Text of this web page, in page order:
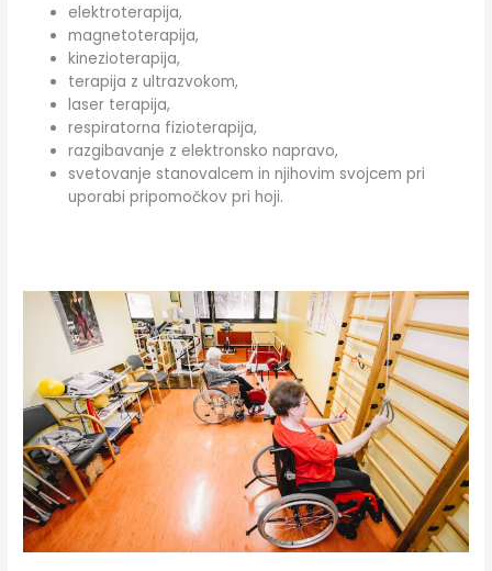
elektroterapija,
magnetoterapija,
kinezioterapija,
terapija z ultrazvokom,
laser terapija,
respiratorna fizioterapija,
razgibavanje z elektronsko napravo,
svetovanje stanovalcem in njihovim svojcem pri
uporabi pripomočkov pri hoji.